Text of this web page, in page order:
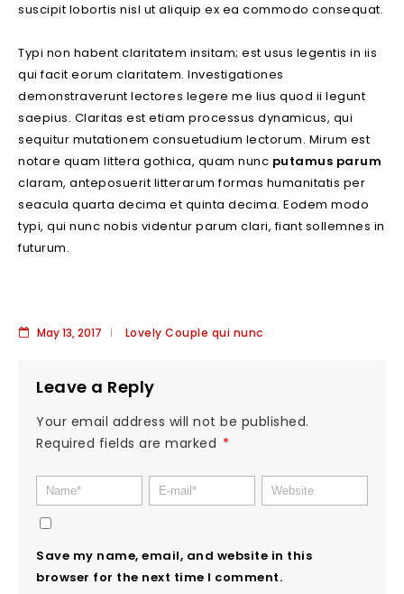
suscipit lobortis nisl ut aliquip ex ea commodo consequat.
Typi non habent claritatem insitam; est usus legentis in iis
qui facit eorum claritatem. Investigationes
demonstraverunt lectores legere me lius quod ii legunt
saepius. Claritas est etiam processus dynamicus, qui
sequitur mutationem consuetudium lectorum. Mirum est
notare quam littera gothica, quam nunc putamus parum
claram, anteposuerit litterarum formas humanitatis per
seacula quarta decima et quinta decima. Eodem modo
typi, qui nunc nobis videntur parum clari, fiant sollemnes in
futurum.
May 13, 2017 Lovely Couple qui nunc
Leave a Reply
Your email address will not be published.
Required fields are marked *
Save my name, email, and website in this
browser for the next time I comment.